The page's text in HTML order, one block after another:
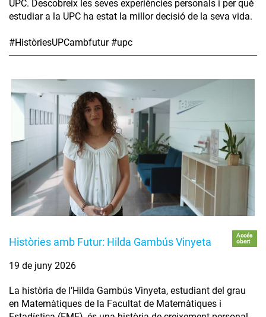
UPC. Descobreix les seves experiències personals i per què
estudiar a la UPC ha estat la millor decisió de la seva vida.
#HistòriesUPCambfutur #upc
Històries amb Futur: Hilda Gambús Vinyeta
Accés
obert
19 de juny 2026
La història de l’Hilda Gambús Vinyeta, estudiant del grau
en Matemàtiques de la Facultat de Matemàtiques i